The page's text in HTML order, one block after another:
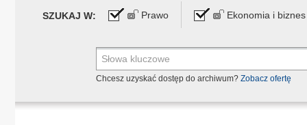
SZUKAJ W: Prawo Ekonomia i biznes
Chcesz uzyskać dostęp do archiwum? Zobacz ofertę